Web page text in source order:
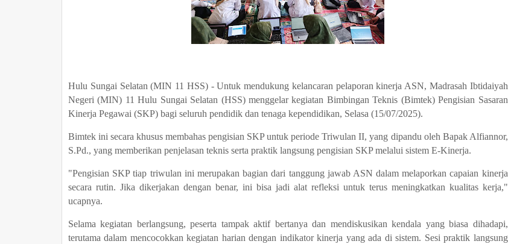
Hulu Sungai Selatan (MIN 11 HSS) - Untuk mendukung kelancaran pelaporan kinerja ASN, Madrasah Ibtidaiyah
Negeri (MIN) 11 Hulu Sungai Selatan (HSS) menggelar kegiatan Bimbingan Teknis (Bimtek) Pengisian Sasaran
Kinerja Pegawai (SKP) bagi seluruh pendidik dan tenaga kependidikan, Selasa (15/07/2025).
Bimtek ini secara khusus membahas pengisian SKP untuk periode Triwulan II, yang dipandu oleh Bapak Alfiannor,
S.Pd., yang memberikan penjelasan teknis serta praktik langsung pengisian SKP melalui sistem E-Kinerja.
"Pengisian SKP tiap triwulan ini merupakan bagian dari tanggung jawab ASN dalam melaporkan capaian kinerja
secara rutin. Jika dikerjakan dengan benar, ini bisa jadi alat refleksi untuk terus meningkatkan kualitas kerja,"
ucapnya.
Selama kegiatan berlangsung, peserta tampak aktif bertanya dan mendiskusikan kendala yang biasa dihadapi,
terutama dalam mencocokkan kegiatan harian dengan indikator kinerja yang ada di sistem. Sesi praktik langsung